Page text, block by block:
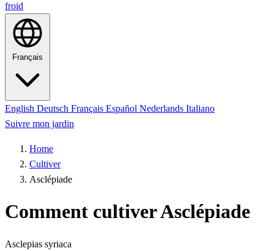
froid
Français
English Deutsch Français Español Nederlands Italiano
Suivre mon jardin
Home
Cultiver
Asclépiade
Comment cultiver Asclépiade
Asclepias syriaca